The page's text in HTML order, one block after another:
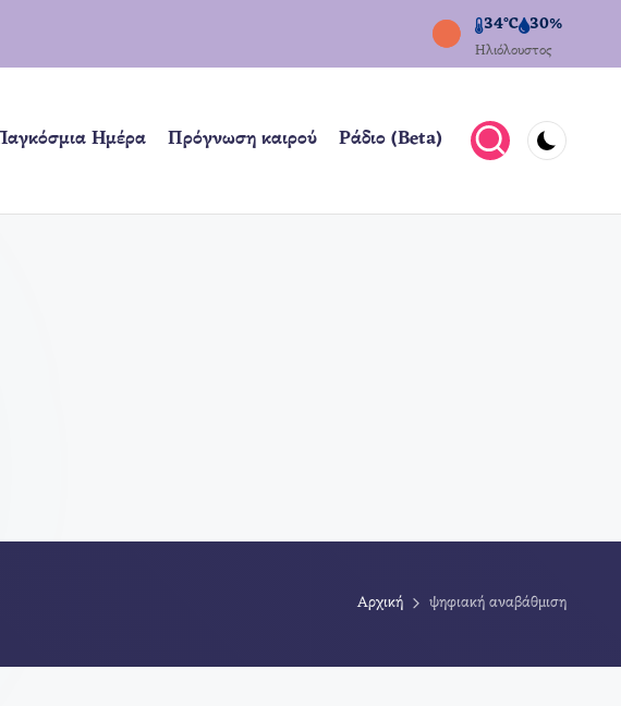
34°C 30%
Ηλιόλουστος
Ημέρα Πρόγνωση καιρού Ράδιο (Beta)
Αρχική ψηφιακή αναβάθμιση